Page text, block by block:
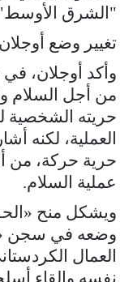
"الشرق
تغيير وضع أوجلان
وأكد أوجلان،
من أجل السلام
حريته
العملية، لكنه
حرية حركة، من
عملية السلام.
ويشكل منح
وضعه في سجن
العمال
نفسه وإلقاء